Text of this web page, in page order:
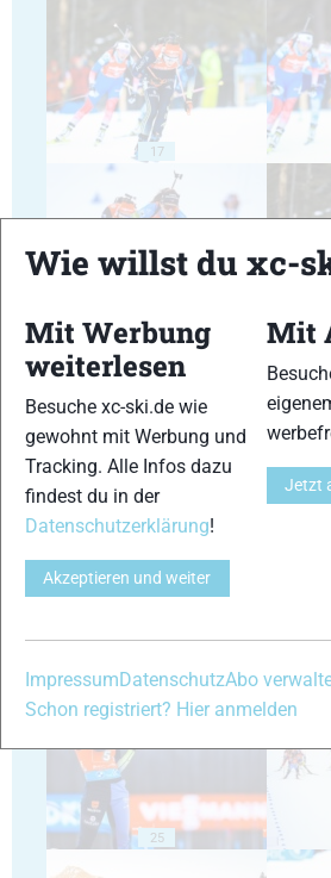
17
21
25
Wie willst du xc-
Mit Werbung
weiterlesen
Besuche xc-ski.de wie
gewohnt mit Werbung und
Tracking. Alle Infos dazu
findest du in der
Datenschutzerklärung!
Akzeptieren und weiter
Mit
Jetzt
ImpressumDatenschutzAbo
Schon registriert? Hier anmelden